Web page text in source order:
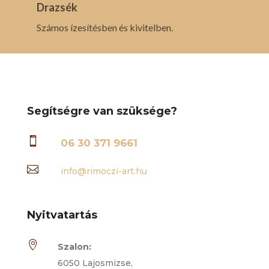
Drazsék
Számos ízesítésben és kivitelben.
Segítségre van szüksége?
 06 30 371 9661
 info@rimoczi-art.hu
Nyitvatartás

Szalon:
6050 Lajosmizse,